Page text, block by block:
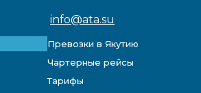
info@ata.su
Превозки в Якутию
Чартерные рейсы
Тарифы